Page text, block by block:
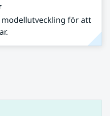
modellutveckling för att